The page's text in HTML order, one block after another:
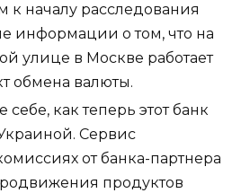
к началу расследования
информации о том, что на
улице в Москве работает
обмена валюты.
себе, как теперь этот банк
Сервис
от банка-партнера
продуктов